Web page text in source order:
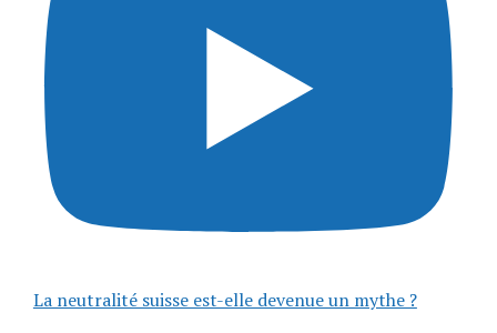
La neutralité suisse est-elle devenue un mythe ?